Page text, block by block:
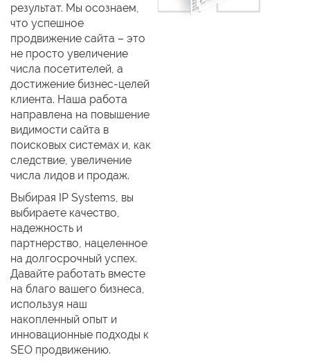
результат. Мы осознаем,
что успешное
продвижение сайта – это
не просто увеличение
числа посетителей, а
достижение бизнес-целей
клиента. Наша работа
направлена на повышение
видимости сайта в
поисковых системах и, как
следствие, увеличение
числа лидов и продаж.
Выбирая IP Systems, вы
выбираете качество,
надежность и
партнерство, нацеленное
на долгосрочный успех.
Давайте работать вместе
на благо вашего бизнеса,
используя наш
накопленный опыт и
инновационные подходы к
SEO продвижению.